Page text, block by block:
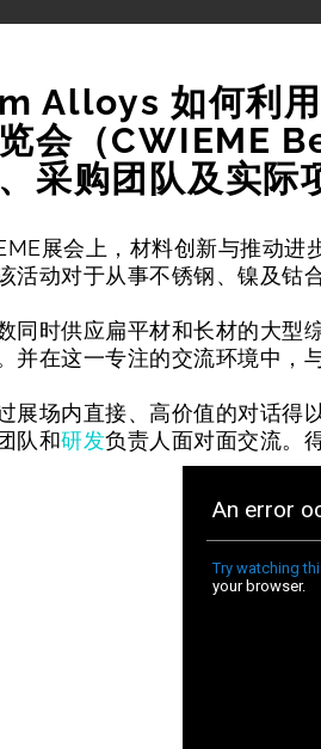
Alloys 如何利用
会（CWIEME
采购团队及实际
展会上，材料创新与推动
活动对于从事不锈钢、镍及钴
同时供应扁平材和长材的大型
并在这一专注的交流环境中，
展场内直接、高价值的对话
团队和研发负责人面对面交流。